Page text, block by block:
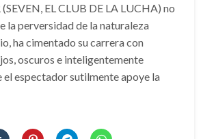
EL CLUB DE LA LUCHA) no
la perversidad de la naturaleza
ha cimentado su carrera con
oscuros e inteligentemente
el espectador sutilmente apoye la